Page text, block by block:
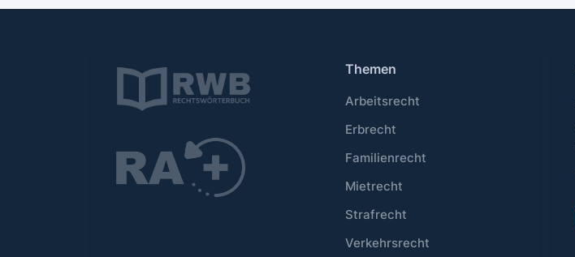
Themen
Arbeitsrecht
Erbrecht
Familienrecht
Mietrecht
Strafrecht
Verkehrsrecht